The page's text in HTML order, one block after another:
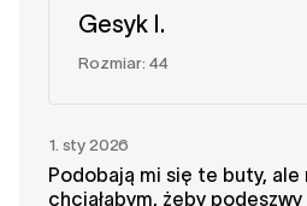
Gesyk I.
Rozmiar: 44
1. sty 2026
Podobają mi się te buty, ale
chciałabym, żeby podeszwy